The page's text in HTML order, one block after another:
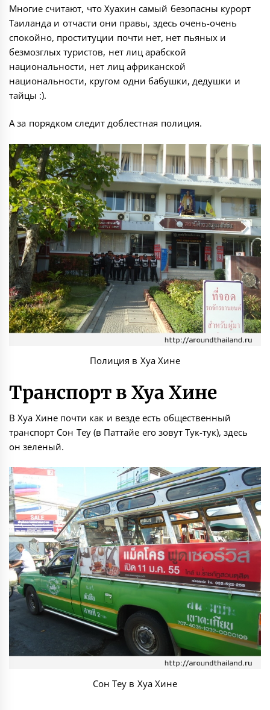
Многие считают, что Хуахин самый безопасны курорт
Таиланда и отчасти они правы, здесь очень-очень
спокойно, проституции почти нет, нет пьяных и
безмозглых туристов, нет лиц арабской
национальности, нет лиц африканской
национальности, кругом одни бабушки, дедушки и
тайцы :).
А за порядком следит доблестная полиция.
Полиция в Хуа Хине
Транспорт в Хуа Хине
В Хуа Хине почти как и везде есть общественный
транспорт Сон Теу (в Паттайе его зовут Тук-тук), здесь
он зеленый.
Сон Теу в Хуа Хине